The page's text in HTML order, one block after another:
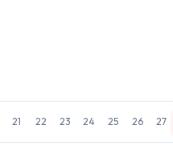
21 22 23 24 25 26 27